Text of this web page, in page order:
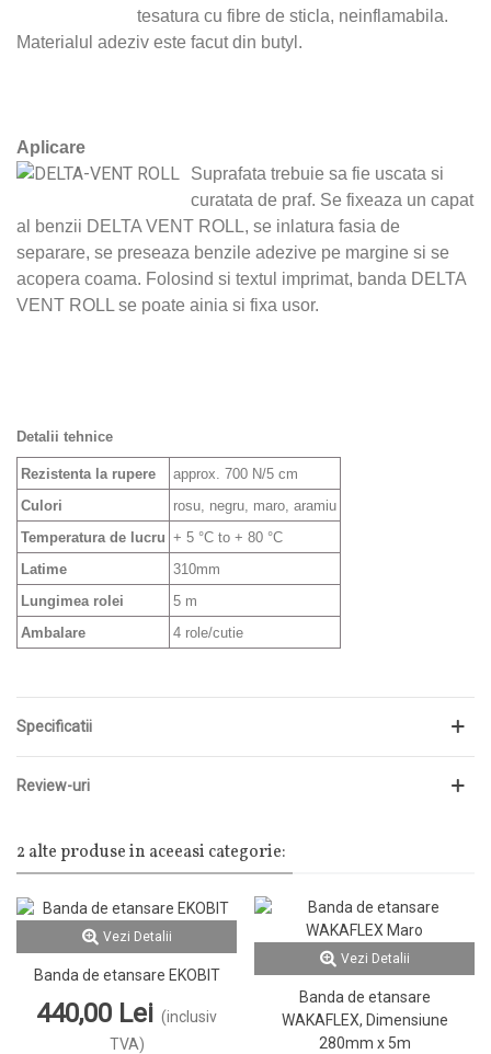
tesatura cu fibre de sticla, neinflamabila.
Materialul adeziv este facut din butyl.
Aplicare
Suprafata trebuie sa fie uscata si
curatata de praf. Se fixeaza un capat
al benzii DELTA VENT ROLL, se inlatura fasia de
separare, se preseaza benzile adezive pe margine si se
acopera coama. Folosind si textul imprimat, banda DELTA
VENT ROLL se poate ainia si fixa usor.
Detalii tehnice
Rezistenta la rupere
approx. 700 N/5 cm
Culori
rosu, negru, maro, aramiu
Temperatura de lucru + 5 °C to + 80 °C
Latime
310mm
Lungimea rolei
5 m
Ambalare
4 role/cutie
Specificatii
Review-uri
2 alte produse in aceeasi categorie:
Vezi Detalii
Banda de etansare EKOBIT
440,00 Lei (inclusiv
TVA)
Vezi Detalii
Banda de etansare
WAKAFLEX, Dimensiune
280mm x 5m